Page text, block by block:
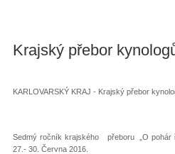
Krajský přebor
KARLOVARSKÝ KRAJ - Krajský přebor
Sedmý ročník krajského přeboru „O pohár
27.- 30. Června 2016.